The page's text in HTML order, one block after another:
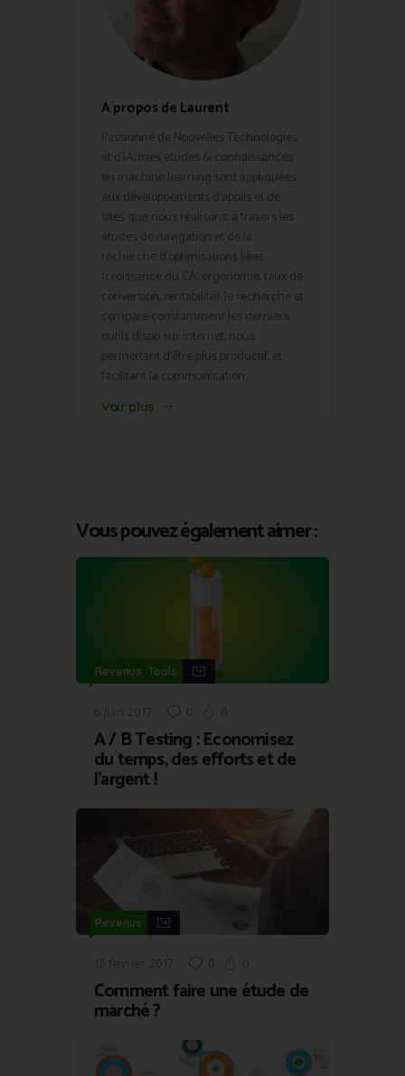
A propos de Laurent
Passionné de Nouvelles Technologies
et d'IA, mes études & connaissances
en machine learning sont appliquées
aux développements d'applis et de
sites que nous réalisons, à travers les
études de navigation et de la
recherche d'optimisations liées
(croissance du CA, ergonomie, taux de
conversion, rentabilité). Je recherche et
compare constamment les derniers
outils dispo sur internet, nous
permettant d'être plus productif, et
facilitant la communication.
Voir plus
Vous pouvez également aimer :
Revenus, Tools
6 juin 2017 0 0
A / B Testing : Economisez
du temps, des efforts et de
l’argent !
Revenus
13 février 2017 0 0
Comment faire une étude de
marché ?